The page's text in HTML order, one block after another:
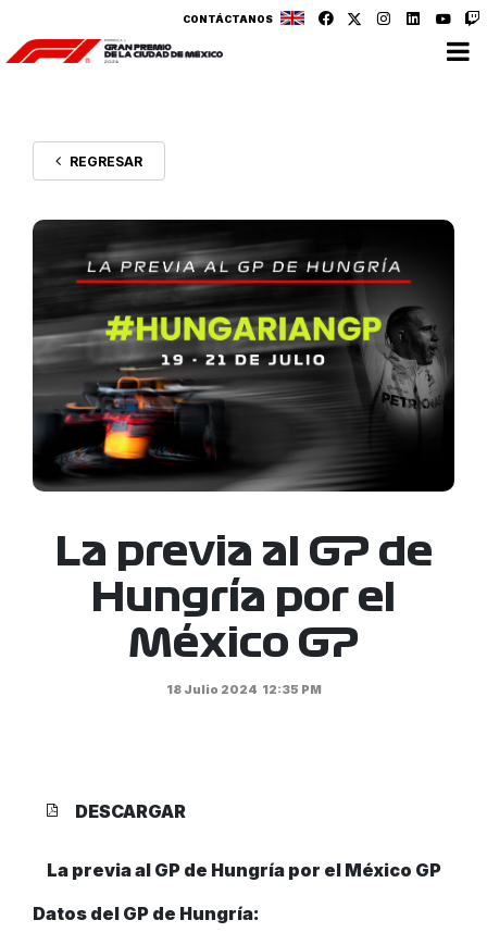
CONTÁCTANOS
REGRESAR
La previa al GP de
Hungría por el
México GP
18 Julio 2024 12:35 PM
DESCARGAR
La previa al GP de Hungría por el México GP
Datos del GP de Hungría: